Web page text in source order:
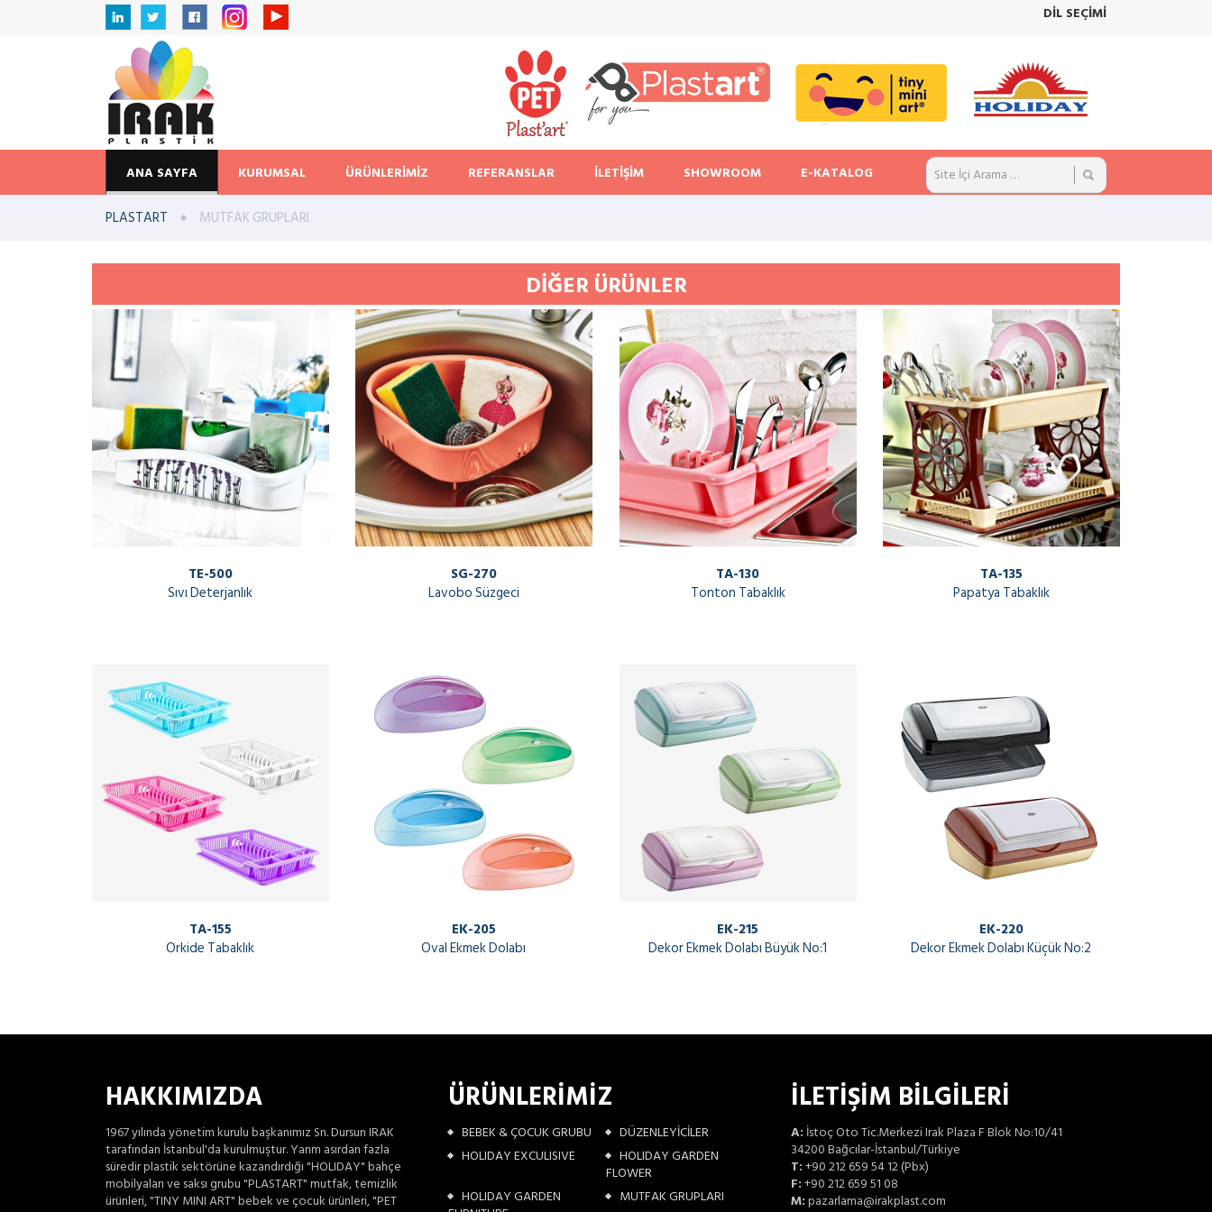
DİL SEÇİMİ
ANA SAYFA KURUMSAL ÜRÜNLERİMİZ REFERANSLAR İLETİŞİM SHOWROOM E-KATALOG
PLASTART MUTFAK GRUPLARI
DİĞER ÜRÜNLER
TE-500
Sıvı Deterjanlık
SG-270
Lavobo Süzgeci
TA-130
Tonton Tabaklık
TA-135
Papatya Tabaklık
TA-155
Orkide Tabaklık
EK-205
Oval Ekmek Dolabı
EK-215
Dekor Ekmek Dolabı Büyük No:1
EK-220
Dekor Ekmek Dolabı Küçük No:2
HAKKIMIZDA
1967 yılında yönetim kurulu başkanımız Sn. Dursun IRAK
tarafından İstanbul'da kurulmuştur. Yarım asırdan fazla
süredir plastik sektörüne kazandırdığı "HOLIDAY" bahçe
mobilyaları ve saksı grubu "PLASTART" mutfak, temizlik
ürünleri, "TINY MINI ART" bebek ve çocuk ürünleri, "PET
ÜRÜNLERİMİZ
BEBEK & ÇOCUK GRUBU
DÜZENLEYİCİLER
HOLIDAY EXCULISIVE
HOLIDAY GARDEN
FLOWER
HOLIDAY GARDEN
MUTFAK GRUPLARI
İLETİŞİM BİLGİLERİ
A: İstoç Oto Tic.Merkezi Irak Plaza F Blok No:10/41
34200 Bağcılar-İstanbul/Türkiye
T:+90 212 659 54 12 (Pbx)
F:+90 212 659 51 08
M:pazarlama@irakplast.com